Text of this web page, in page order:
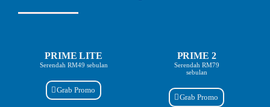
PRIME LITE
Serendah RM49 sebulan
Grab Promo
PRIME 2
Serendah RM79
sebulan
Grab Promo